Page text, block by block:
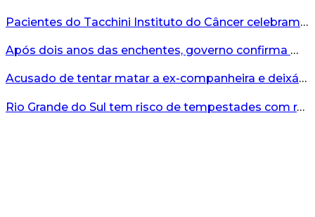
Pacientes do Tacchini Instituto do Câncer celebram Dia dos Pais com cuidado e relaxamento...
Após dois anos das enchentes, governo confirma mais de R$19 milhões para nova ponte no Vale do Taquari...
Acusado de tentar matar a ex-companheira e deixá-la paraplégica é condenado na Serra Gaúcha...
Rio Grande do Sul tem risco de tempestades com rajadas de ventos nos próximos dias...